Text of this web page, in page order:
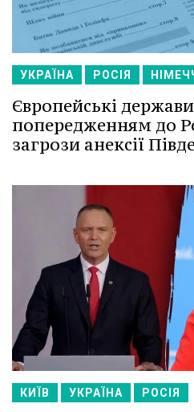
УКРАЇНА РОСІЯ
Європейські
попередженням до
загрози анексії
КИЇВ УКРАЇНА РОСІЯ